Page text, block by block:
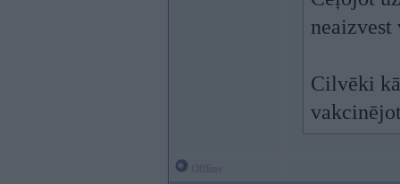
Cilvēki